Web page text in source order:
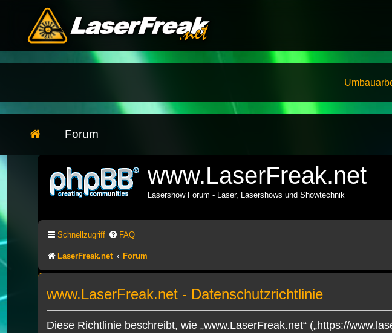
Forum
www.LaserFreak.net
Lasershow Forum - Laser, Lasershows und Showtechnik
Schnellzugriff FAQ
LaserFreak.net Forum
www.LaserFreak.net - Datenschutzrichtlinie
Diese Richtlinie beschreibt, wie „www.LaserFreak.net“ („https://